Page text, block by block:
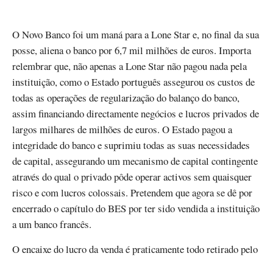
O Novo Banco foi um maná para a Lone Star e, no final da sua
posse, aliena o banco por 6,7 mil milhões de euros. Importa
relembrar que, não apenas a Lone Star não pagou nada pela
instituição, como o Estado português assegurou os custos de
todas as operações de regularização do balanço do banco,
assim financiando directamente negócios e lucros privados de
largos milhares de milhões de euros. O Estado pagou a
integridade do banco e suprimiu todas as suas necessidades
de capital, assegurando um mecanismo de capital contingente
através do qual o privado pôde operar activos sem quaisquer
risco e com lucros colossais. Pretendem que agora se dê por
encerrado o capítulo do BES por ter sido vendida a instituição
a um banco francês.
O encaixe do lucro da venda é praticamente todo retirado pelo